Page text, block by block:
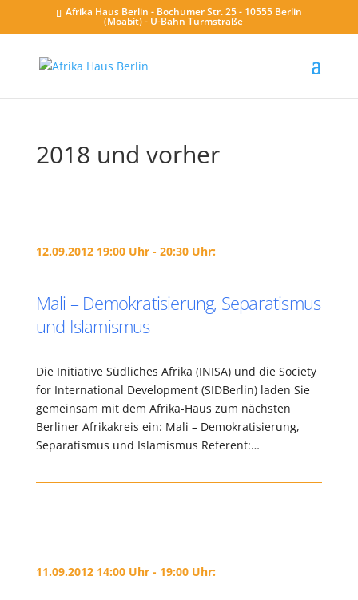
Afrika Haus Berlin - Bochumer Str. 25 - 10555 Berlin
(Moabit) - U-Bahn Turmstraße
2018 und vorher
12.09.2012 19:00 Uhr - 20:30 Uhr:
Mali – Demokratisierung, Separatismus
und Islamismus
Die Initiative Südliches Afrika (INISA) und die Society
for International Development (SIDBerlin) laden Sie
gemeinsam mit dem Afrika-Haus zum nächsten
Berliner Afrikakreis ein: Mali – Demokratisierung,
Separatismus und Islamismus Referent:…
11.09.2012 14:00 Uhr - 19:00 Uhr: